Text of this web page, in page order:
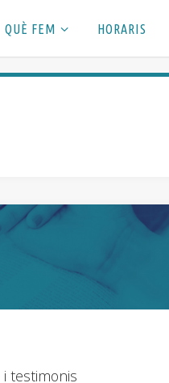
QUÈ FEM HORARIS
testimonis